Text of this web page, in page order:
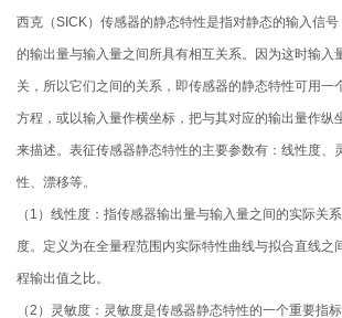
西克（SICK）传感器的静态特性是指对静态的输入信
的输出量与输入量之间所具有相互关系。因为这时输入
关，所以它们之间的关系，即传感器的静态特性可用一
方程，或以输入量作横坐标，把与其对应的输出量作纵
来描述。表征传感器静态特性的主要参数有：线性度、
性、漂移等。
（1）线性度：指传感器输出量与输入量之间的实际关
度。定义为在全量程范围内实际特性曲线与拟合直线之
程输出值之比。
（2）灵敏度：灵敏度是传感器静态特性的一个重要指